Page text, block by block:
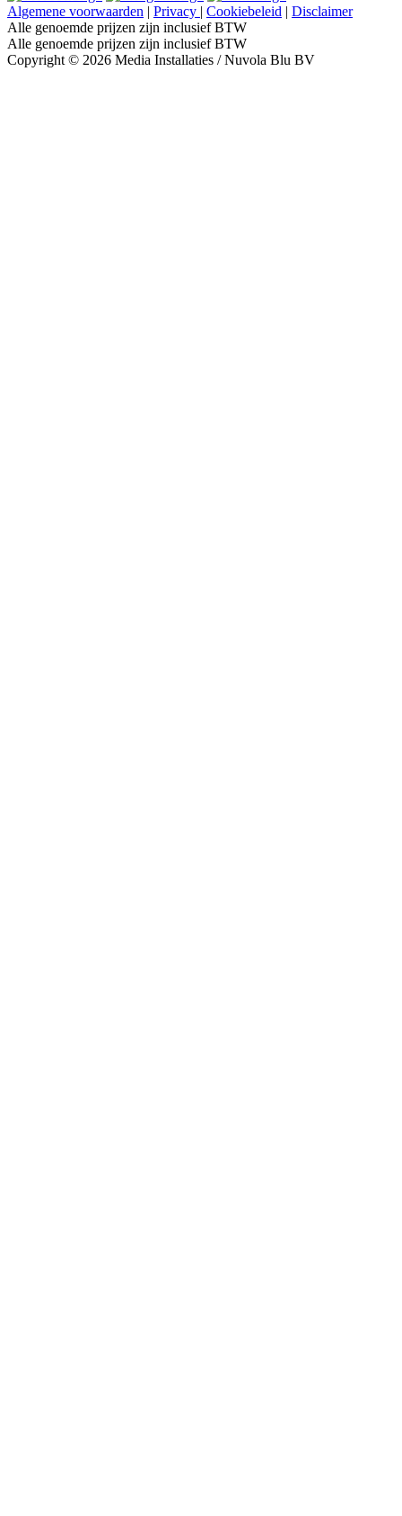
Algemene voorwaarden | Privacy | Cookiebeleid | Disclaimer
Alle genoemde prijzen zijn inclusief BTW
Alle genoemde prijzen zijn inclusief BTW
Copyright © 2026 Media Installaties / Nuvola Blu BV